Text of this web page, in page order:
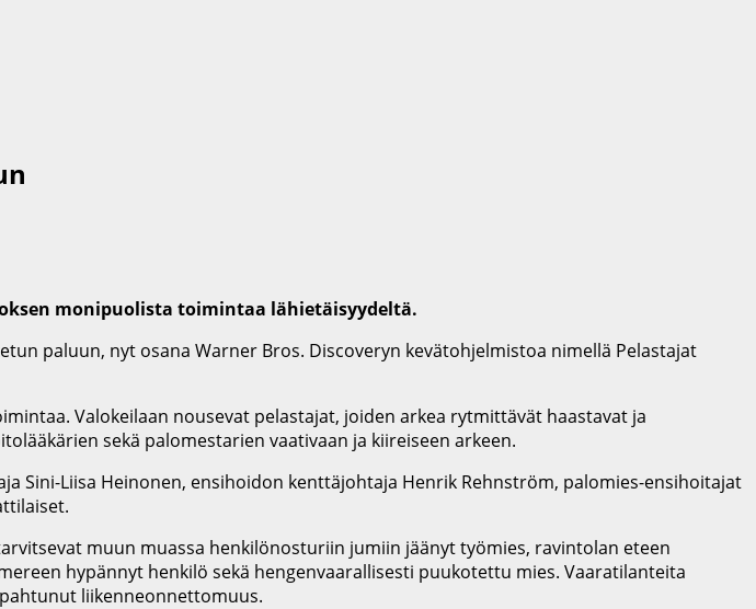
monipuolista toimintaa lähietäisyydeltä.
paluun, nyt osana Warner Bros. Discoveryn kevätohjelmistoa nimellä Pelastajat
Valokeilaan nousevat pelastajat, joiden arkea rytmittävät haastavat ja
sekä palomestarien vaativaan ja kiireiseen arkeen.
Sini-Liisa Heinonen, ensihoidon kenttäjohtaja Henrik Rehnström, palomies-ensihoitajat
muun muassa henkilönosturiin jumiin jäänyt työmies, ravintolan eteen
hypännyt henkilö sekä hengenvaarallisesti puukotettu mies. Vaaratilanteita
liikenneonnettomuus.